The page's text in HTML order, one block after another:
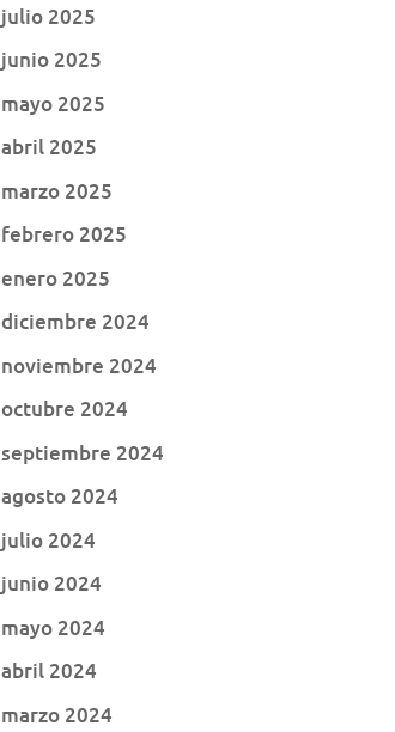
julio 2025
junio 2025
mayo 2025
abril 2025
marzo 2025
febrero 2025
enero 2025
diciembre 2024
noviembre 2024
octubre 2024
septiembre 2024
agosto 2024
julio 2024
junio 2024
mayo 2024
abril 2024
marzo 2024